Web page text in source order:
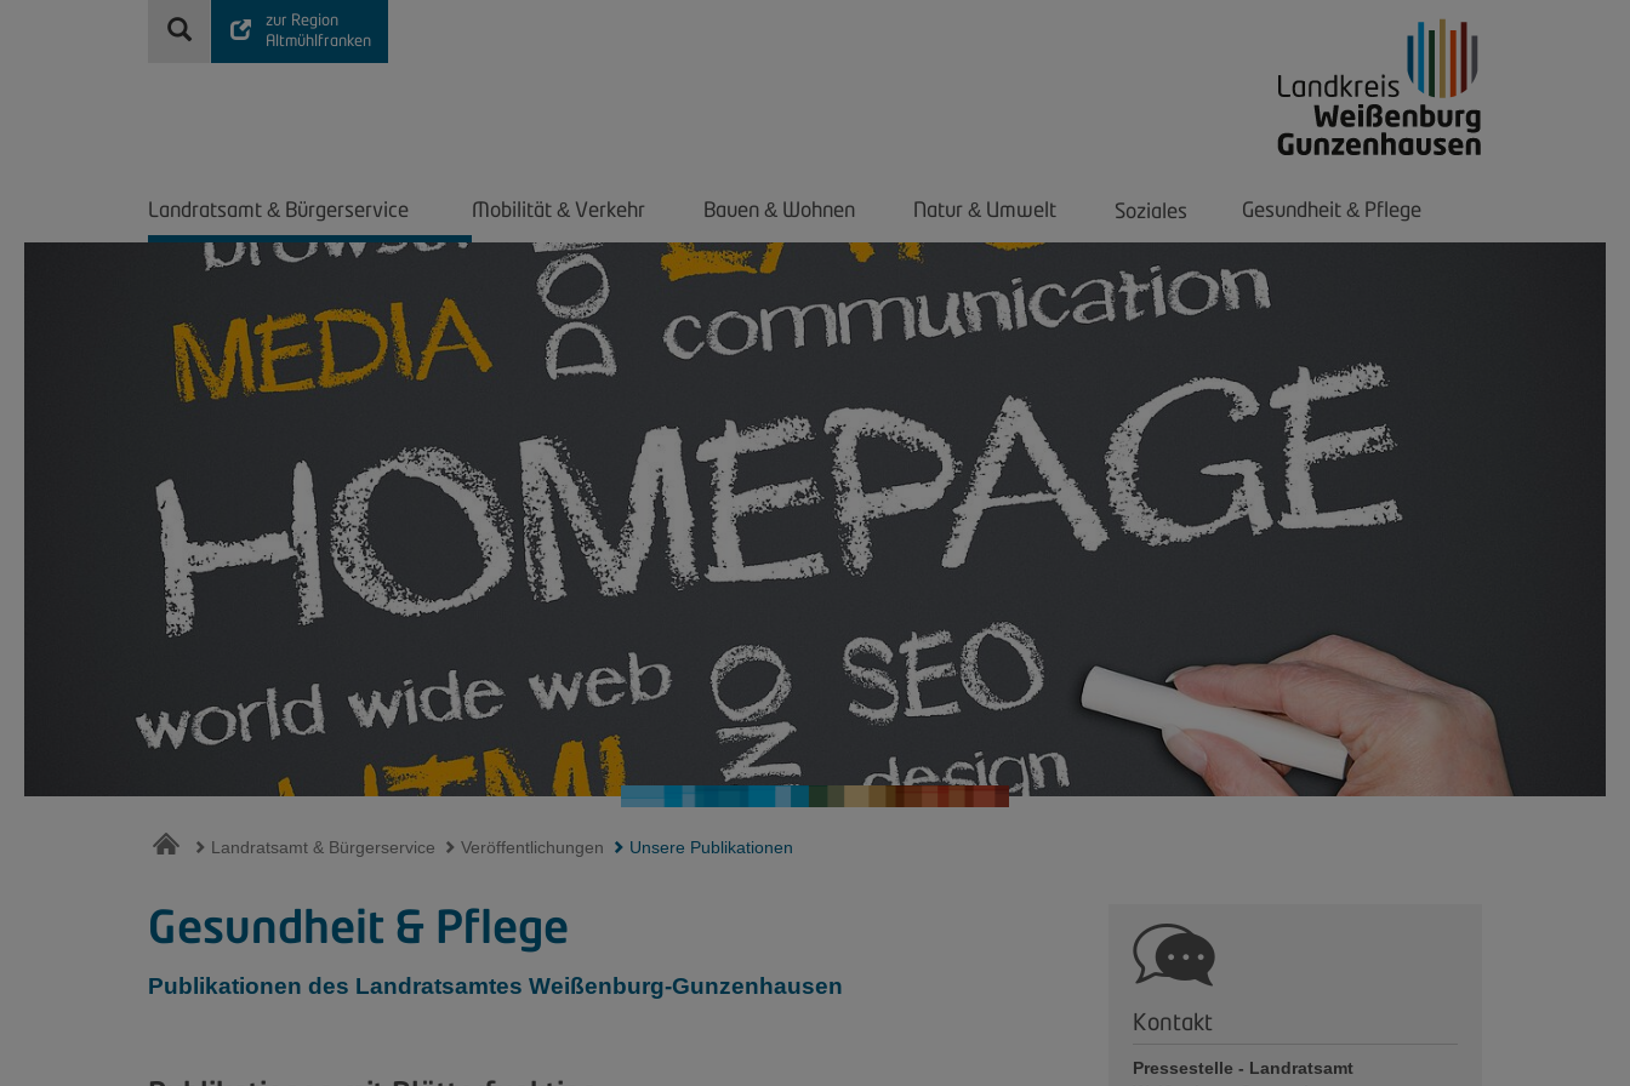
zur Region
Altmühlfranken
Landratsamt & Bürgerservice Mobilität & Verkehr Bauen & Wohnen Natur & Umwelt Soziales Gesundheit & Pflege
Landratsamt & Bürgerservice Veröffentlichungen Unsere Publikationen
Kontakt
Pressestelle - Landratsamt
Gesundheit & Pflege
Publikationen des Landratsamtes Weißenburg-Gunzenhausen